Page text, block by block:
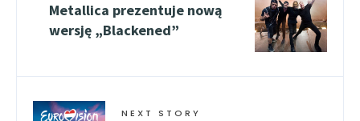
Metallica prezentuje nową
wersję „Blackened”
NEXT STORY